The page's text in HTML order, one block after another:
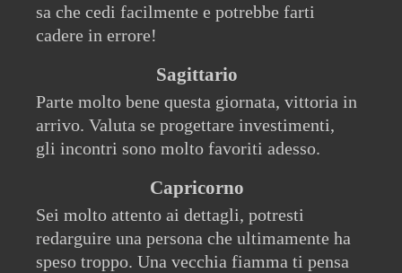
sa che cedi facilmente e potrebbe farti
cadere in errore!
Sagittario
Parte molto bene questa giornata, vittoria in
arrivo. Valuta se progettare investimenti,
gli incontri sono molto favoriti adesso.
Capricorno
Sei molto attento ai dettagli, potresti
redarguire una persona che ultimamente ha
speso troppo. Una vecchia fiamma ti pensa